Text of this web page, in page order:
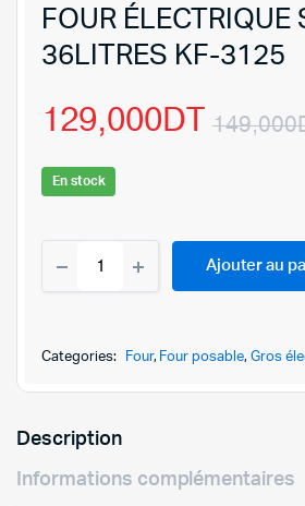
FOUR ÉLECTRIQUE
36LITRES KF-3125
149,000
129,000DT
En stock
ÉLECTRIQUE
STARONE
3125
Ajouter au
Categories: Four, Four posable,Gros
Description
Informations complémentaires